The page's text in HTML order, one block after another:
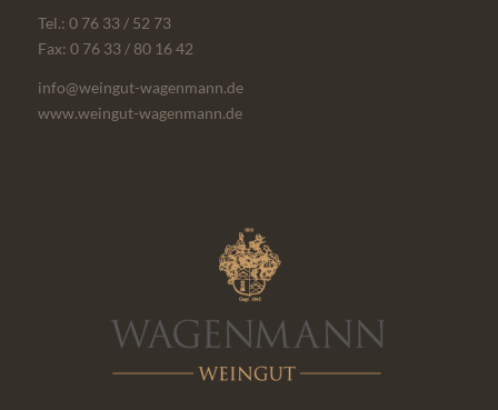
Tel.: 0 76 33 / 52 73
Fax: 0 76 33 / 80 16 42
info@weingut-wagenmann.de
www.weingut-wagenmann.de